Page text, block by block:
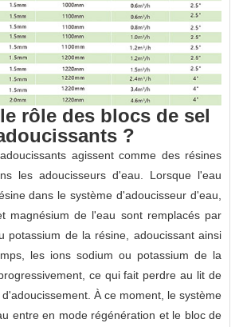
rôle des blocs de sel
?
agissent comme des résines
les adoucisseurs d'eau. Lorsque l'eau
dans le système d'adoucisseur d'eau,
magnésium de l'eau sont remplacés par
potassium de la résine, adoucissant ainsi
les ions sodium ou potassium de la
ce qui fait perdre au lit de
À ce moment, le système
entre en mode régénération et le bloc de